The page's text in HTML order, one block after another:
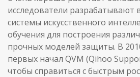
исследователи разрабатывают
системы искусственного
обучения для построения
прочных моделей защиты. В
первых начал QVM (Qihoo
чтобы справиться с быстрым